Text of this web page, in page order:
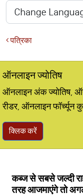
पत्रिका
ऑनलाइन ज्योतिष
ऑनलाइन अंक ज्योतिष,
रीडर, ऑनलाइन फॉर्च्यून
क्लिक करें
कब्ज से सबसे जल्दी
तरह आजमाएंगे तो